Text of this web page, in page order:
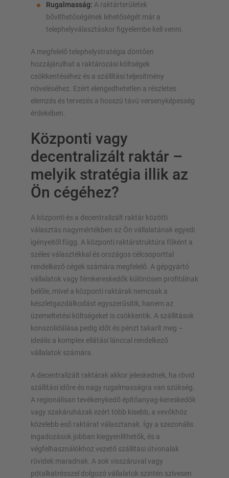
Rugalmasság: A raktárterületek
bővíthetőségének lehetőségét már a
telephelyválasztáskor figyelembe kell venni.
A megfelelő telephelystratégia döntően
hozzájárulhat a raktározási költségek
csökkentéséhez és a szállítási teljesítmény
növeléséhez. Ezért elengedhetetlen a részletes
elemzés és tervezés a hosszú távú versenyképesség
érdekében.
Központi vagy
decentralizált raktár –
melyik stratégia illik az
Ön cégéhez?
A központi és a decentralizált raktár közötti
választás nagymértékben az Ön vállalatának egyedi
igényeitől függ. A központi raktárstruktúra főként a
széles választékkal és országos célcsoporttal
rendelkező cégek számára megfelelő. A gépgyártó
vállalatok vagy fémkereskedők különösen profitálnak
belőle, mivel a központi raktárak nemcsak a
készletgazdálkodást egyszerűsítik, hanem az
üzemeltetési költségeket is csökkentik. A szállítások
konszolidálása pedig időt és pénzt takarít meg –
ideális a komplex ellátási lánccal rendelkező
vállalatok számára.
A decentralizált raktárak akkor jeleskednek, ha rövid
szállítási időre és nagy rugalmasságra van szükség.
A regionálisan tevékenykedő építőanyag-kereskedők
vagy szakáruházak ezért több kisebb, a vevőkhöz
közelebb eső raktárat választanak. Így a szezonális
ingadozások jobban kiegyenlíthetők, és a
végfelhasználókhoz vezető szállítási útvonalak
rövidek maradnak. A sok visszáruval vagy
pótalkatrésszel dolgozó vállalatok szintén szívesen